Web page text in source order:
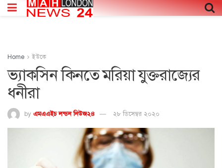
Home ইউকে
ভ্যাকসিন কিনতে মরিয়া যুক্তরাজ্যের
ধনীরা
by এমএএইচ লন্ডন নিউজ২৪ ২৮ ডিসেম্বর ২০২০